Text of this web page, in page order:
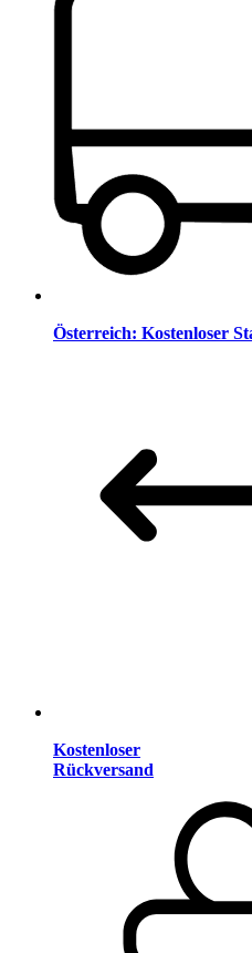
Österreich: Kostenloser
Kostenloser
Rückversand